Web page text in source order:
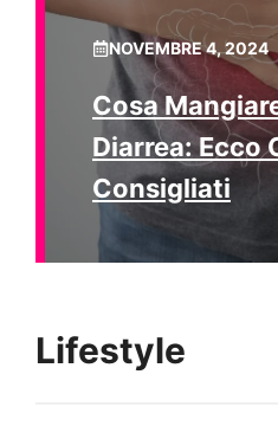
NOVEMBRE 4, 2024
Cosa
Diarrea: Ecco
Consigliati
Lifestyle